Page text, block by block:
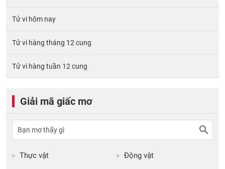
Tử vi hôm nay
Tử vi hàng tháng 12 cung
Tử vi hàng tuần 12 cung
Giải mã giấc mơ
Thực vật Động vật